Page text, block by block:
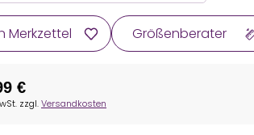
Merkzettel Größenberater
€
zzgl.Versandkosten